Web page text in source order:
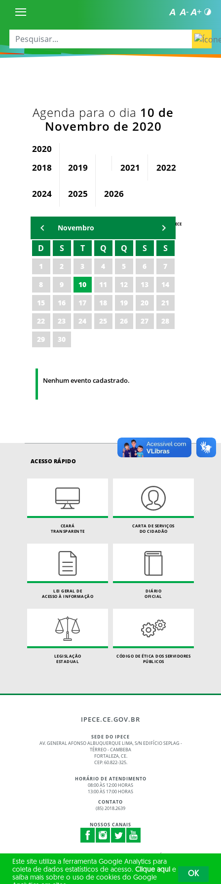
Agenda para o dia 10 de
Novembro de 2020
2020
2018
2019 2021 2022
2024 2025 2026
AGENDA IPECE
Novembro
D S T Q Q S S
1 2 3 4 5 6
7
8
9 10 11 12 13
14
15
16 17 18 19 20
21
22
23 24 25 26 27
28
29
30
Nenhum evento cadastrado.
ACESSO RÁPIDO
CEARÁ
TRANSPARENTE
CARTA DE SERVIÇOS
DO CIDADÃO
LEI GERAL DE
ACESSO À INFORMAÇÃO
DIÁRIO
OFICIAL
LEGISLAÇÃO
ESTADUAL
CÓDIGO DE ÉTICA DOS SERVIDORES
PÚBLICOS
IPECE.CE.GOV.BR
SEDE DO IPECE
AV. GENERAL AFONSO ALBUQUERQUE LIMA, S/N EDIFÍCIO SEPLAG -
TÉRREO - CAMBEBA
FORTALEZA, CE.
CEP: 60.822-325.
HORÁRIO DE ATENDIMENTO
08:00 ÀS 12:00 HORAS
13:00 ÀS 17:00 HORAS
CONTATO
(85) 2018.2639
NOSSOS CANAIS
© 2017 - 2026 – GOVERNO DO ESTADO DO CEARÁ
TODOS OS DIREITOS RESERVADOS
Este site utiliza a ferramenta Google Analytics para
coleta de dados estatísticos de acesso. Clique aqui e
saiba mais sobre o uso de cookies do Google
OK